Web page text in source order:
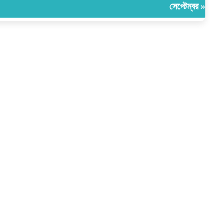
সেপ্টেম্বর »